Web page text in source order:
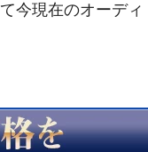
今現在のオーディ